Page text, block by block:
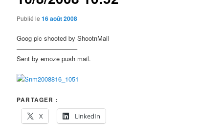
Publié le16 août 2008
Goog pic shooted by ShootnMail
—————————–
Sent by emoze push mail.
PARTAGER :
X
LinkedIn